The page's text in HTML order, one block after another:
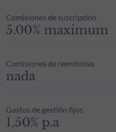
Comisiones de suscripción
5.00% maximum
Comisiones de reembolso
nada
Gastos de gestión fijos
1,50% p.a